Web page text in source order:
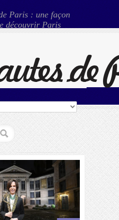
Paris : une façon
découvrir Paris